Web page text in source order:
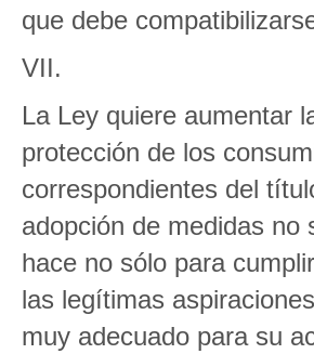
que debe
VII.
La Ley quiere aumentar
protección de los
correspondientes del
adopción de medidas no
hace no sólo para
las legítimas
muy adecuado para su